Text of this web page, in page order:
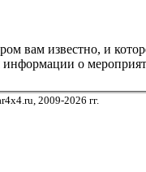
вам известно, и
о
2009-2026 гг.